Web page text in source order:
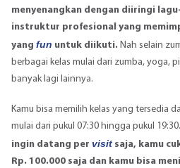
menyenangkan dengan diiringi
instruktur profesional yang
yang fun untuk diikuti. Nah selain
berbagai kelas mulai dari zumba, yoga,
banyak lagi lainnya.
Kamu bisa memilih kelas yang tersedia
mulai dari pukul 07:30 hingga pukul 19:30.
ingin datang per visit saja, kamu
Rp. 100.000 saja dan kamu bisa